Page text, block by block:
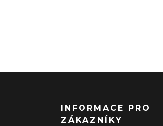
INFORMACE PRO
ZÁKAZNÍKY